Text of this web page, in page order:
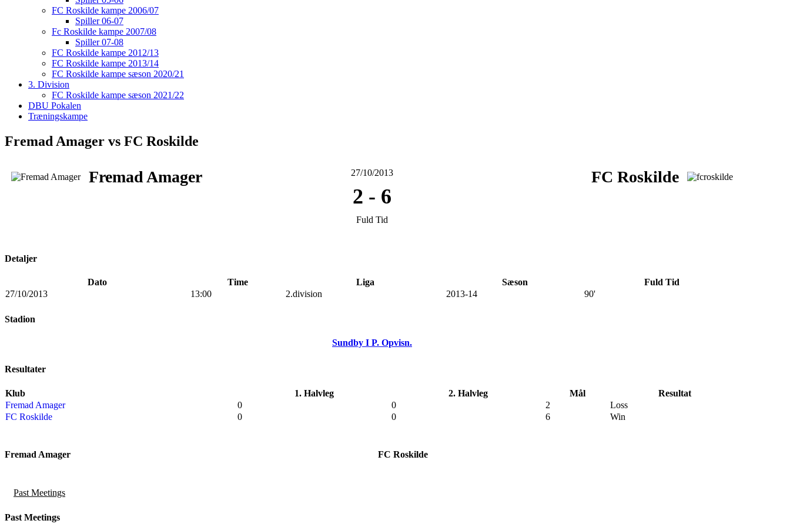
FC Roskilde kampe 2006/07
Spiller 06-07
Fc Roskilde kampe 2007/08
Spiller 07-08
FC Roskilde kampe 2012/13
FC Roskilde kampe 2013/14
FC Roskilde kampe sæson 2020/21
3. Division
FC Roskilde kampe sæson 2021/22
DBU Pokalen
Træningskampe
Fremad Amager vs FC Roskilde
Fremad Amager FC Roskilde
27/10/2013
2 - 6
Fuld Tid
Detaljer
Dato Time Liga Sæson
Fuld Tid
27/10/2013
13:00 2.division 2013-14 90'
Stadion
Sundby I P. Opvisn.
Resultater
Klub 1. Halvleg 2. Halvleg Mål
Resultat
Fremad Amager
0 0 2
Loss
FC Roskilde
0 0 6 Win
Fremad Amager FC Roskilde
Past Meetings
Past Meetings